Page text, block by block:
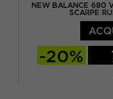
NEW BALANCE 680
SCARPE
-20%